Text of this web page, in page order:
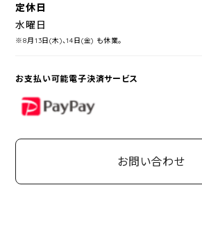
定休日
水曜日
※8月13日(木)、14日(金) も休業。
お支払い可能電子決済サービス
PayPay
お問い合わせ